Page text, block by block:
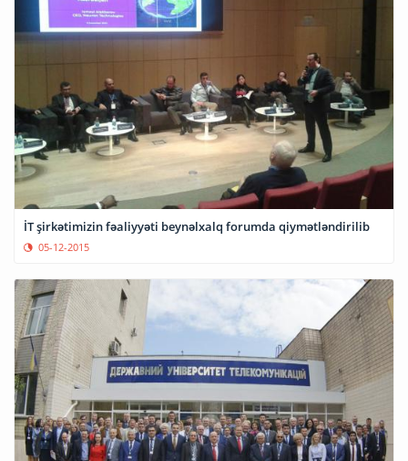
İT şirkətimizin fəaliyyəti beynəlxalq forumda qiymətləndirilib
05-12-2015